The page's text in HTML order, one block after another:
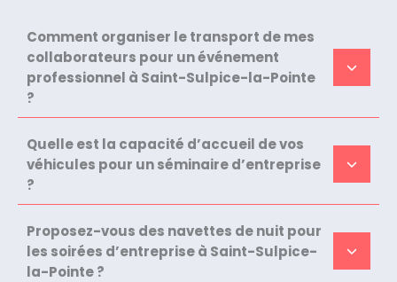
Comment organiser le transport de mes
collaborateurs pour un événement
professionnel à Saint-Sulpice-la-Pointe
?
Quelle est la capacité d’accueil de vos
véhicules pour un séminaire d’entreprise
?
Proposez-vous des navettes de nuit pour
les soirées d’entreprise à Saint-Sulpice-
la-Pointe ?